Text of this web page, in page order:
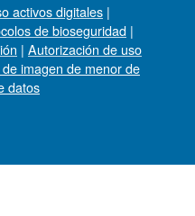
activos digitales |
de bioseguridad |
| Autorización de uso
imagen de menor de
datos